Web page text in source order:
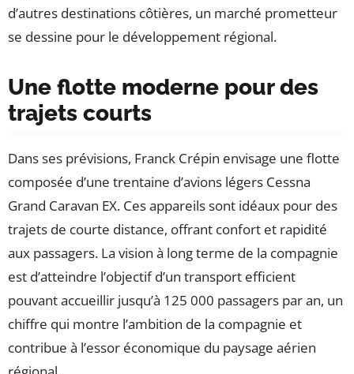
d’autres destinations côtières, un marché prometteur
se dessine pour le développement régional.
Une flotte moderne pour des
trajets courts
Dans ses prévisions, Franck Crépin envisage une flotte
composée d’une trentaine d’avions légers Cessna
Grand Caravan EX. Ces appareils sont idéaux pour des
trajets de courte distance, offrant confort et rapidité
aux passagers. La vision à long terme de la compagnie
est d’atteindre l’objectif d’un transport efficient
pouvant accueillir jusqu’à 125 000 passagers par an, un
chiffre qui montre l’ambition de la compagnie et
contribue à l’essor économique du paysage aérien